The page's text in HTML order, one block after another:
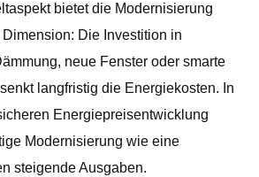
bietet die Modernisierung
Die Investition in
neue Fenster oder smarte
langfristig die Energiekosten. In
Energiepreisentwicklung
Modernisierung wie eine
steigende Ausgaben.